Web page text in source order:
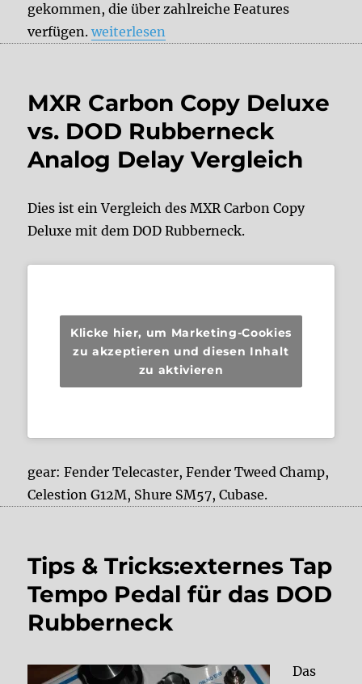
gekommen, die über zahlreiche Features
verfügen.„Welches Delay brauche ich: DOD
weiterlesen
MXR Carbon Copy Deluxe
vs. DOD Rubberneck
Analog Delay Vergleich
Dies ist ein Vergleich des MXR Carbon Copy
Deluxe mit dem DOD Rubberneck.
Klicke hier, um Marketing-Cookies
zu akzeptieren und diesen Inhalt
zu aktivieren
gear: Fender Telecaster, Fender Tweed Champ,
Celestion G12M, Shure SM57, Cubase.
Tips & Tricks:externes Tap
Tempo Pedal für das DOD
Rubberneck
Das